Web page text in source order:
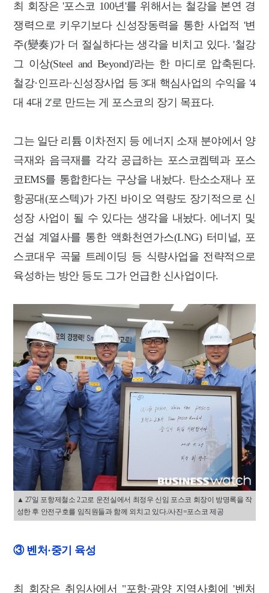
최 회장은 '포스코 100년'를 위해서는 철강을 본연 경
쟁력으로 키우기보다 신성장동력을 통한 사업적 '변
주(變奏)'가 더 절실하다는 생각을 비치고 있다. '철강
그 이상(Steel and Beyond)'라는 한 마디로 압축된다.
철강·인프라·신성장사업 등 3대 핵심사업의 수익을 '4
대 4대 2'로 만드는 게 포스코의 장기 목표다.
그는 일단 리튬 이차전지 등 에너지 소재 분야에서 양
극재와 음극재를 각각 공급하는 포스코켐텍과 포스
코EMS를 통합한다는 구상을 내놨다. 탄소소재나 포
항공대(포스텍)가 가진 바이오 역량도 장기적으로 신
성장 사업이 될 수 있다는 생각을 내놨다. 에너지 및
건설 계열사를 통한 액화천연가스(LNG) 터미널, 포
스코대우 곡물 트레이딩 등 식량사업을 전략적으로
육성하는 방안 등도 그가 언급한 신사업이다.
▲ 27일 포항제철소 2고로 운전실에서 최정우 신임 포스코 회장이 방명록을 작
성한 후 안전구호를 임직원들과 함께 외치고 있다./사진=포스코 제공
③ 벤처·중기 육성
최 회장은 취임사에서 "포항·광양 지역사회에 '벤처